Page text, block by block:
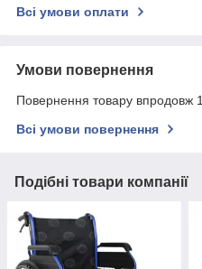
Всі умови оплати
Умови повернення
Повернення товару впродовж
Всі умови повернення
Подібні товари компанії